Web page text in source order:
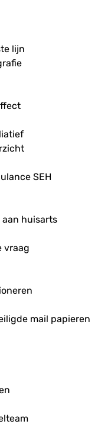
lijn
SEH
huisarts
vraag
mail papieren